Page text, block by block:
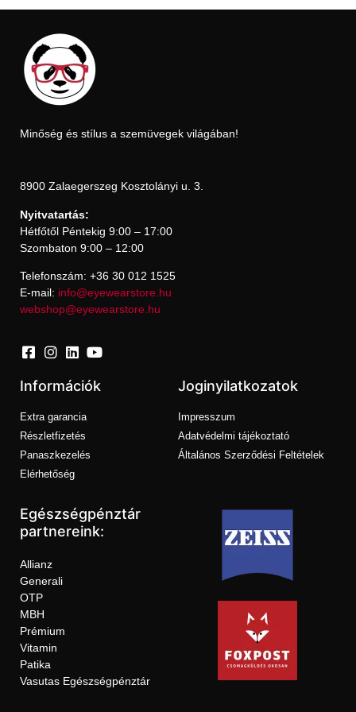
Minőség és stílus a szemüvegek világában!
8900 Zalaegerszeg Kosztolányi u. 3.
Nyitvatartás:
Hétfőtől Péntekig 9:00 – 17:00
Szombaton 9:00 – 12:00
Telefonszám: +36 30 012 1525
E-mail: info@eyewearstore.hu
webshop@eyewearstore.hu
Információk
Extra garancia
Részletfizetés
Panaszkezelés
Elérhetőség
Joginyilatkozatok
Impresszum
Adatvédelmi tájékoztató
Általános Szerződési Feltételek
Egészségpénztár
partnereink:
Allianz
Generali
OTP
MBH
Prémium
Vitamin
Patika
Vasutas Egészségpénztár